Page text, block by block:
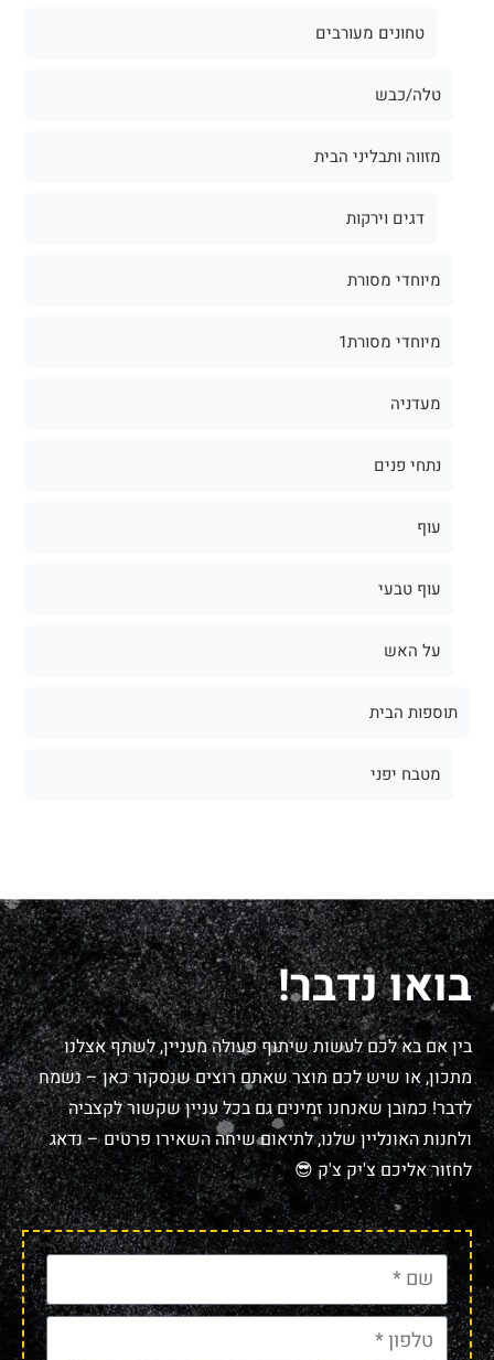
טחונים מעורבים
טלה/כבש
מזווה ותבליני הבית
דגים וירקות
מיוחדי מסורת
מיוחדי מסורת1
מעדניה
נתחי פנים
עוף
עוף טבעי
על האש
תוספות הבית
מטבח יפני
בואו נדבר!
בין אם בא לכם לעשות שיתוף פעולה מעניין, לשתף אצלנו
מתכון, או שיש לכם מוצר שאתם רוצים שנסקור כאן – נשמח
לדבר! כמובן שאנחנו זמינים גם בכל עניין שקשור לקצביה
ולחנות האונליין שלנו, לתיאום שיחה השאירו פרטים – נדאג
לחזור אליכם צ'יק צ'ק 😎